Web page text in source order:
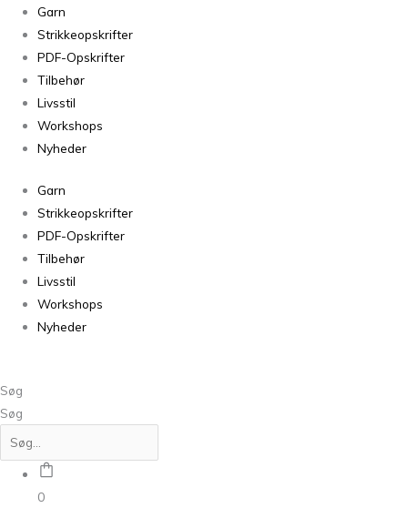
Garn
Strikkeopskrifter
PDF-Opskrifter
Tilbehør
Livsstil
Workshops
Nyheder
Garn
Strikkeopskrifter
PDF-Opskrifter
Tilbehør
Livsstil
Workshops
Nyheder
Søg
Søg
0
Lang
Crealino
0085
antal